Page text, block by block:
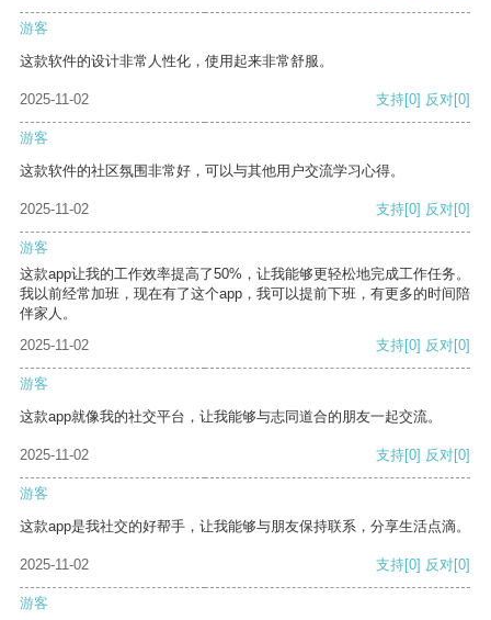
游客
这款软件的设计非常人性化，使用起来非常舒服。
2025-11-02 支持[0] 反对[0]
游客
这款软件的社区氛围非常好，可以与其他用户交流学习心得。
2025-11-02 支持[0] 反对[0]
游客
这款app让我的工作效率提高了50%，让我能够更轻松地完成工作任务。
我以前经常加班，现在有了这个app，我可以提前下班，有更多的时间陪
伴家人。
2025-11-02
支持[0] 反对[0]
游客
这款app就像我的社交平台，让我能够与志同道合的朋友一起交流。
2025-11-02 支持[0] 反对[0]
游客
这款app是我社交的好帮手，让我能够与朋友保持联系，分享生活点滴。
2025-11-02 支持[0] 反对[0]
游客